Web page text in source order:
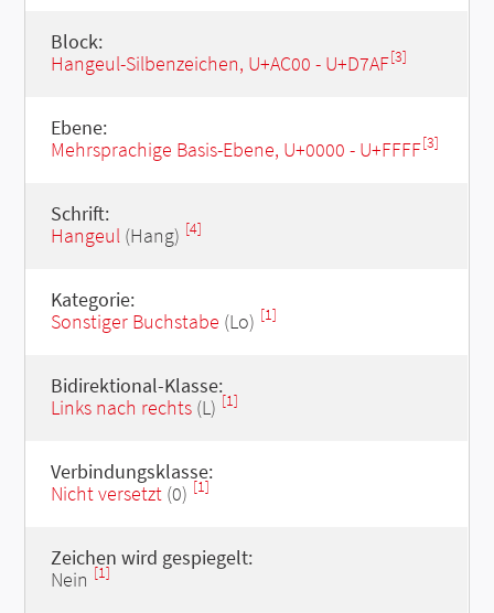
Block:
Hangeul-Silbenzeichen, U+AC00 - U+D7AF[3]
Ebene:
Mehrsprachige Basis-Ebene, U+0000 - U+FFFF[3]
Schrift:
Hangeul(Hang) [4]
Kategorie:
Sonstiger Buchstabe (Lo) [1]
Bidirektional-Klasse:
Links nach rechts(L) [1]
Verbindungsklasse:
Nicht versetzt(0) [1]
Zeichen wird gespiegelt:
Nein [1]